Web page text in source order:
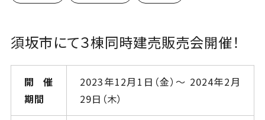
須坂市にて３棟同時建売販売会開催！
開催
期間
2023年12月1日（金）～ 2024年2月
29日（木）